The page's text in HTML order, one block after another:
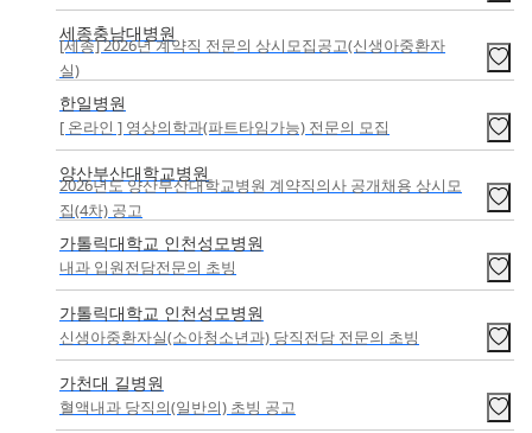
세종충남대병원
[세종] 2026년 계약직 전문의 상시모집공고(신생아중환자
실)
한일병원
[ 온라인 ] 영상의학과(파트타임가능) 전문의 모집
양산부산대학교병원
2026년도 양산부산대학교병원 계약직의사 공개채용 상시모
집(4차) 공고
가톨릭대학교 인천성모병원
내과 입원전담전문의 초빙
가톨릭대학교 인천성모병원
신생아중환자실(소아청소년과) 당직전담 전문의 초빙
가천대 길병원
혈액내과 당직의(일반의) 초빙 공고